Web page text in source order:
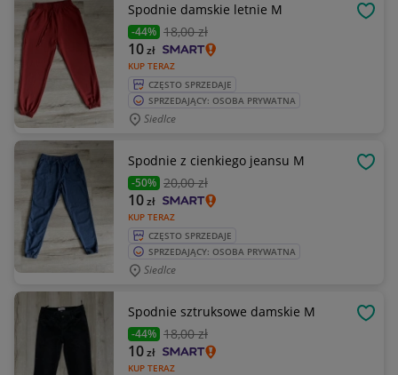
Spodnie damskie letnie M
-44% 18,00 zł
KUP TERAZ
10zł
CZĘSTO SPRZEDAJE
SPRZEDAJĄCY: OSOBA PRYWATNA
Siedlce
Spodnie z cienkiego jeansu M
-50% 20,00 zł
KUP TERAZ
10zł
CZĘSTO SPRZEDAJE
SPRZEDAJĄCY: OSOBA PRYWATNA
Siedlce
Spodnie sztruksowe damskie M
-44% 18,00 zł
KUP TERAZ
10zł